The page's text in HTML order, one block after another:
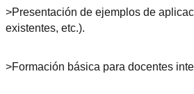
>Presentación de ejemplos de
existentes, etc.).
>Formación básica para docentes